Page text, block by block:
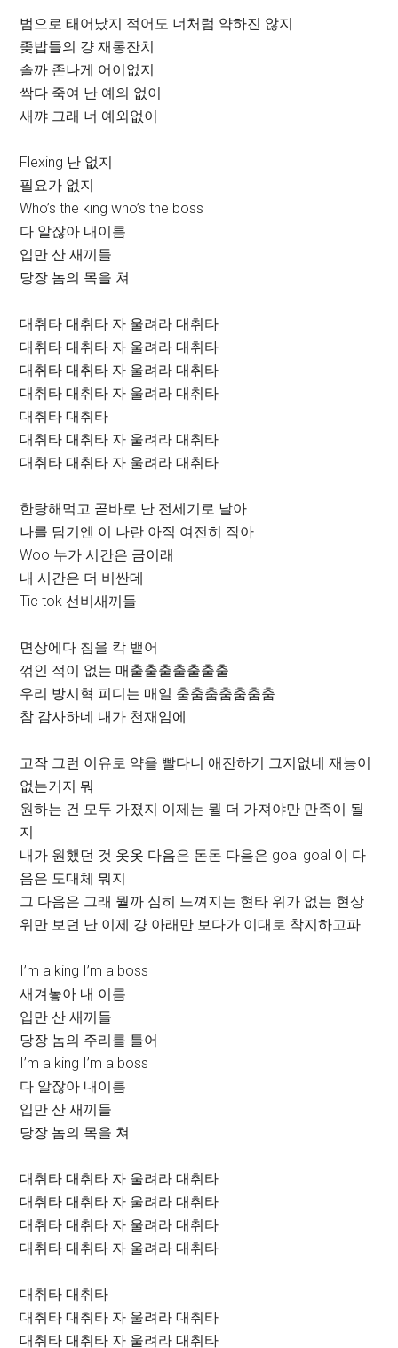
범으로 태어났지 적어도 너처럼 약하진 않지
좆밥들의 걍 재롱잔치
솔까 존나게 어이없지
싹다 죽여 난 예의 없이
새꺄 그래 너 예외없이
Flexing 난 없지
필요가 없지
Who’s the king who’s the boss
다 알잖아 내이름
입만 산 새끼들
당장 놈의 목을 쳐
대취타 대취타 자 울려라 대취타
대취타 대취타 자 울려라 대취타
대취타 대취타 자 울려라 대취타
대취타 대취타 자 울려라 대취타
대취타 대취타
대취타 대취타 자 울려라 대취타
대취타 대취타 자 울려라 대취타
한탕해먹고 곧바로 난 전세기로 날아
나를 담기엔 이 나란 아직 여전히 작아
Woo 누가 시간은 금이래
내 시간은 더 비싼데
Tic tok 선비새끼들
면상에다 침을 칵 뱉어
꺾인 적이 없는 매출출출출출출출
우리 방시혁 피디는 매일 춤춤춤춤춤춤춤
참 감사하네 내가 천재임에
고작 그런 이유로 약을 빨다니 애잔하기 그지없네 재능이
없는거지 뭐
원하는 건 모두 가졌지 이제는 뭘 더 가져야만 만족이 될
지
내가 원했던 것 옷옷 다음은 돈돈 다음은 goal goal 이 다
음은 도대체 뭐지
그 다음은 그래 뭘까 심히 느껴지는 현타 위가 없는 현상
위만 보던 난 이제 걍 아래만 보다가 이대로 착지하고파
I’m a king I’m a boss
새겨놓아 내 이름
입만 산 새끼들
당장 놈의 주리를 틀어
I’m a king I’m a boss
다 알잖아 내이름
입만 산 새끼들
당장 놈의 목을 쳐
대취타 대취타 자 울려라 대취타
대취타 대취타 자 울려라 대취타
대취타 대취타 자 울려라 대취타
대취타 대취타 자 울려라 대취타
대취타 대취타
대취타 대취타 자 울려라 대취타
대취타 대취타 자 울려라 대취타